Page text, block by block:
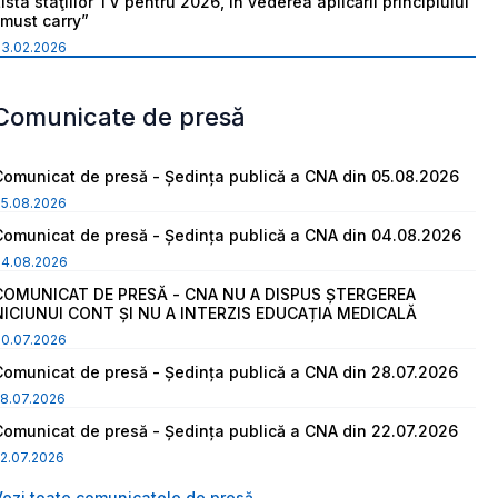
carry”
de presă
de presă - Ședința publică a CNA din 05.08.2026
de presă - Ședința publică a CNA din 04.08.2026
DE PRESĂ - CNA NU A DISPUS ȘTERGEREA
CONT ȘI NU A INTERZIS EDUCAȚIA MEDICALĂ
de presă - Ședința publică a CNA din 28.07.2026
de presă - Ședința publică a CNA din 22.07.2026